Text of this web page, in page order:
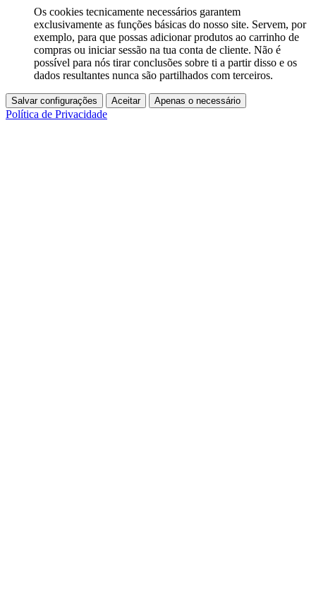
Os cookies tecnicamente necessários garantem
exclusivamente as funções básicas do nosso site. Servem, por
exemplo, para que possas adicionar produtos ao carrinho de
compras ou iniciar sessão na tua conta de cliente. Não é
possível para nós tirar conclusões sobre ti a partir disso e os
dados resultantes nunca são partilhados com terceiros.
Salvar configurações Aceitar Apenas o necessário
Política de Privacidade